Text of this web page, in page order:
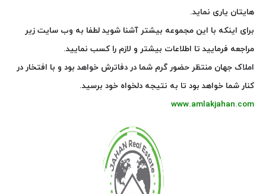
هایتان یاری نماید.
برای اینکه با این مجموعه بیشتر آشنا شوید لطفا به وب سایت زیر
مراجعه فرمایید تا اطلاعات بیشتر و لازم را کسب نمایید.
املاک جهان منتظر حضور گرم شما در دفاترش خواهد بود و با افتخار در
کنار شما خواهد بود تا به نتیجه دلخواه خود برسید.
www.amlakjahan.com